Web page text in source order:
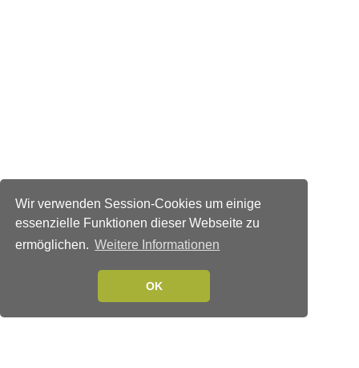
Wir verwenden Session-Cookies um einige
essenzielle Funktionen dieser Webseite zu
ermöglichen. Weitere Informationen
OK